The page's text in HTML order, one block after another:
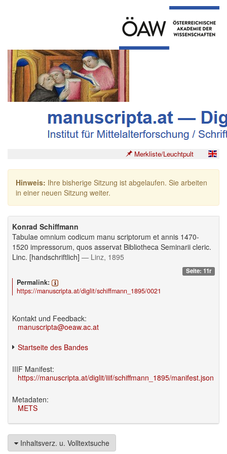
Merkliste/Leuchtpult
Hinweis: Ihre bisherige Sitzung ist abgelaufen. Sie arbeiten
in einer neuen Sitzung weiter.
Konrad Schiffmann
Tabulae omnium codicum manu scriptorum et annis 1470-
1520 impressorum, quos asservat Bibliotheca Seminarii cleric.
Linc. [handschriftlich] — Linz, 1895
Seite: 11r
Permalink:
https://manuscripta.at/diglit/schiffmann_1895/0021
Kontakt und Feedback:
manuscripta@oeaw.ac.at
Startseite des Bandes
IIIF Manifest:
https://manuscripta.at/diglit/iiif/schiffmann_1895/manifest.json
Metadaten:
METS
Inhaltsverz. u. Volltextsuche